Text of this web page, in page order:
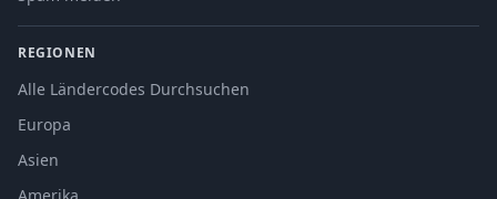
REGIONEN
Alle Ländercodes Durchsuchen
Europa
Asien